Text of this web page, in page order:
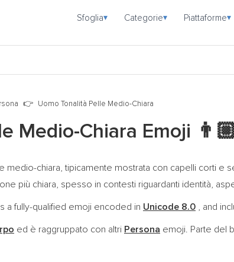
Sfoglia▾ Categorie▾ Piattaforme▾
Uomo Tonalità Pelle Medio-Chiara
Medio-Chiara Emoji 👨🏼
medio-chiara, tipicamente mostrata con capelli corti e
più chiara, spesso in contesti riguardanti identità,
a fully-qualified emoji encoded in Unicode 8.0 , and
ed è raggruppato con altri Persona emoji. Parte del